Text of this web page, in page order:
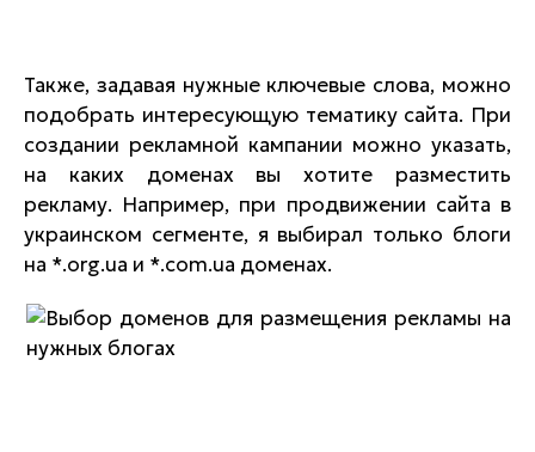
Также, задавая нужные ключевые слова, можно
подобрать интересующую тематику сайта. При
создании рекламной кампании можно указать,
на каких доменах вы хотите разместить
рекламу. Например, при продвижении сайта в
украинском сегменте, я выбирал только блоги
на *.org.ua и *.com.ua доменах.